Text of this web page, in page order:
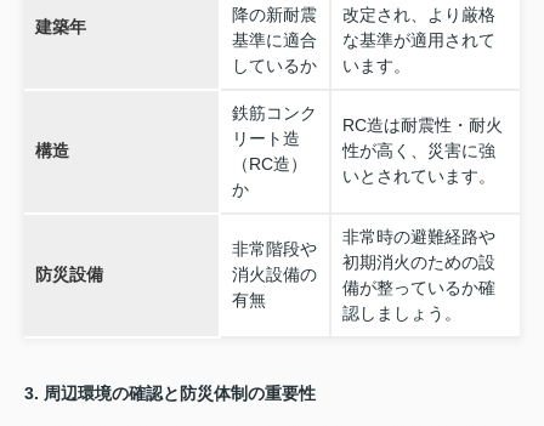
建築年
降の新耐震
基準に適合
しているか
改定され、より厳格
な基準が適用されて
います。
構造
鉄筋コンク
リート造
（RC造）
か
RC造は耐震性・耐火
性が高く、災害に強
いとされています。
防災設備
非常階段や
消火設備の
有無
非常時の避難経路や
初期消火のための設
備が整っているか確
認しましょう。
3. 周辺環境の確認と防災体制の重要性